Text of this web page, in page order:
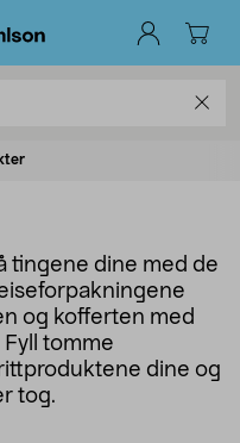
tingene dine med de
og kofferten med
tomme
dine og
tog.